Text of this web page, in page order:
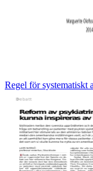
Regel för systematiskt